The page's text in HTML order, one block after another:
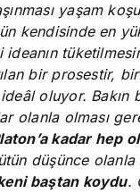
yaşam
kendisinde en
ideanın
bir prosestir,
oluyor. Bakın
olanla olması
kadar hep
düşünce
baştan koydu.